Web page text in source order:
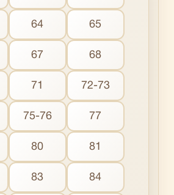
64 65
67 68
71 72-73
75-76 77
80 81
83 84